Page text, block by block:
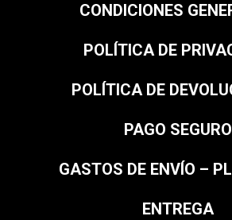
CONDICIONES
POLÍTICA DE
POLÍTICA DE
PAGO SEGURO
GASTOS DE ENVÍO –
ENTREGA